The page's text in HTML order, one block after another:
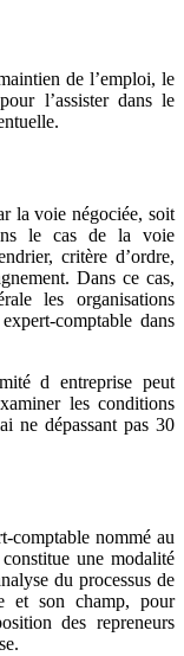
de l’emploi, le
l’assister dans le
la voie négociée, soit
le cas de la voie
critère d’ordre,
Dans ce cas,
les organisations
comptable dans
d entreprise peut
les conditions
ne dépassant pas 30
comptable nommé au
une modalité
du processus de
et son champ, pour
des repreneurs